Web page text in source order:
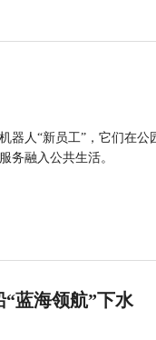
器人“新员工”，它们在
务融入公共生活。
“蓝海领航”下水